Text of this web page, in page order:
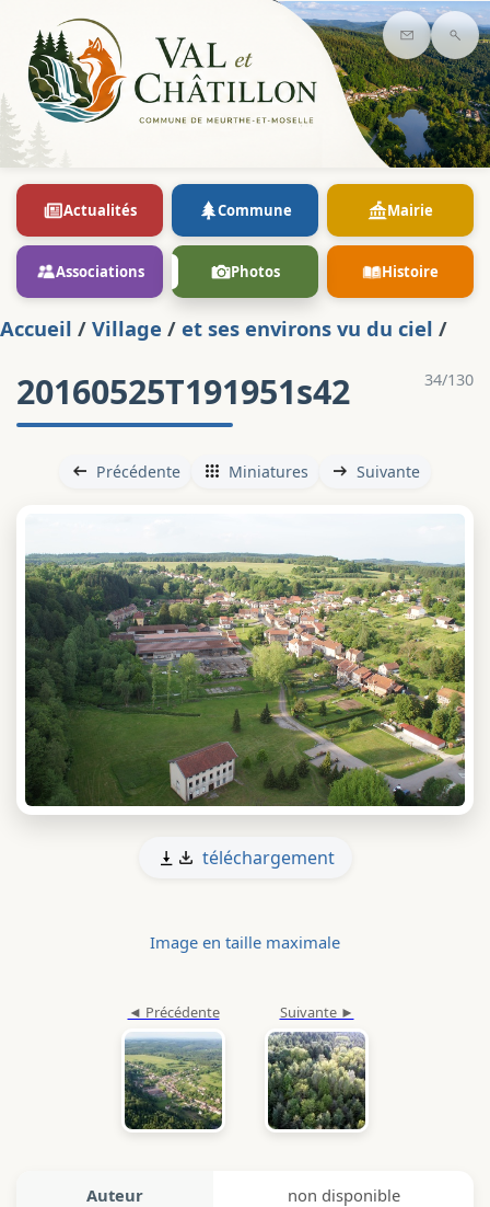
Contact
Actualités Commune Mairie
Associations Photos Histoire
Accueil / Village / et ses environs vu du ciel /
34/130
20160525T191951s42
Précédente Miniatures Suivante
téléchargement
Image en taille maximale
Auteur non disponible